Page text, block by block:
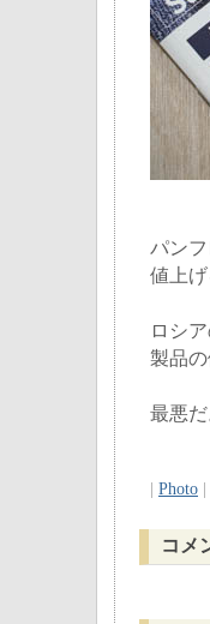
パン
値上
ロシ
製品の
最悪だ
Photo
コメ